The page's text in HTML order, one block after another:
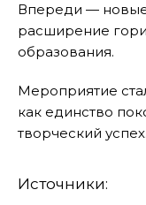
Впереди —
расширение
образования.
Мероприятие
как единство
творческий успех.
Источники: